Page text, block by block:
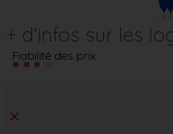
+ d'infos sur les
Fiabilité des prix